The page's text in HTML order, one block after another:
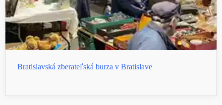
Bratislavská zberateľská burza v Bratislave